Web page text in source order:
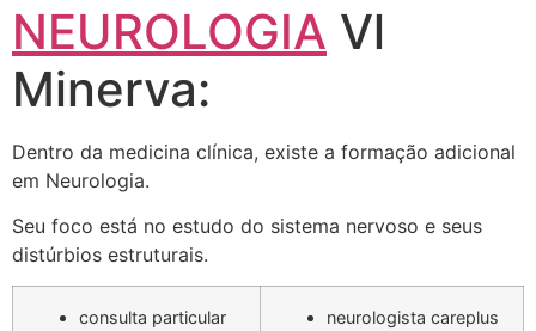
NEUROLOGIA Vl
Minerva:
Dentro da medicina clínica, existe a formação adicional
em Neurologia.
Seu foco está no estudo do sistema nervoso e seus
distúrbios estruturais.
consulta particular
neurologista careplus